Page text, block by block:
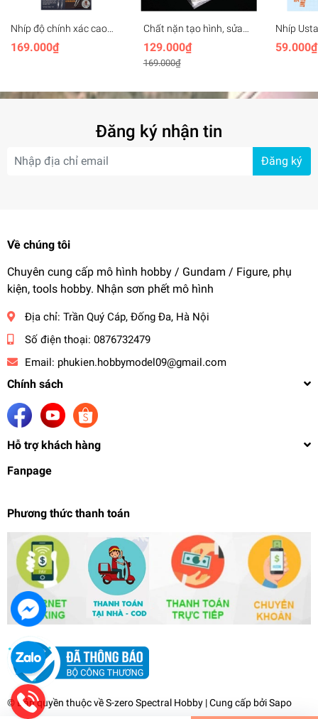
Nhíp độ chính xác cao
thành dày thép không gỉ
Stedi Thick-walled Strong
169.000₫
Chất nặn tạo hình, sửa
custom mô hình Epoxy
Putty AB SNDME
129.000₫
169.000₫
Nhíp
điện, độ
59.000₫
Đăng ký nhận tin
Đăng ký
Về chúng tôi
Chuyên cung cấp mô hình hobby / Gundam / Figure, phụ
kiện, tools hobby. Nhận sơn phết mô hình
Địa chỉ: Trần Quý Cáp, Đống Đa, Hà Nội
Số điện thoại: 0876732479
Email: phukien.hobbymodel09@gmail.com
Chính sách
Hỗ trợ khách hàng
Fanpage
Phương thức thanh toán
© Bản quyền thuộc vềS-zero Spectral Hobby | Cung cấp bởiSapo
Khay bát pha sơn - Metal color palette paint tray
42.000₫
undefined